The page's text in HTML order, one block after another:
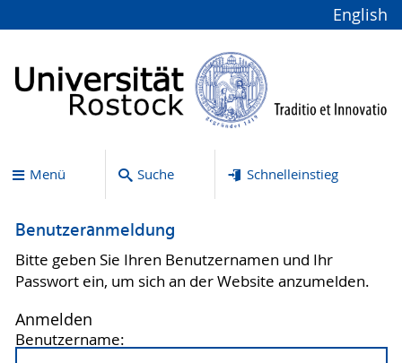
English
Menü Suche Schnelleinstieg
Benutzeranmeldung
Bitte geben Sie Ihren Benutzernamen und Ihr
Passwort ein, um sich an der Website anzumelden.
Anmelden
Benutzername: